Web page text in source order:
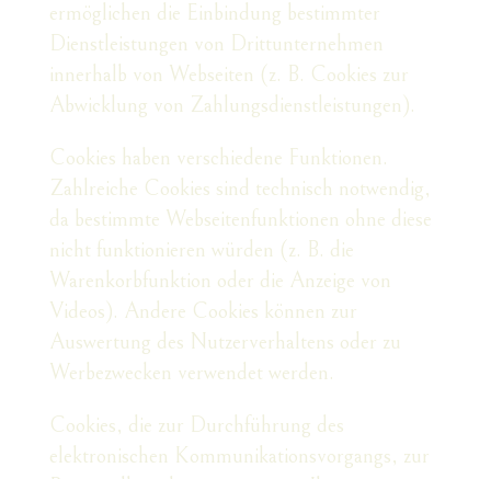
ermöglichen die Einbindung bestimmter
Dienstleistungen von Drittunternehmen
innerhalb von Webseiten (z. B. Cookies zur
Abwicklung von Zahlungsdienstleistungen).
Cookies haben verschiedene Funktionen.
Zahlreiche Cookies sind technisch notwendig,
da bestimmte Webseitenfunktionen ohne diese
nicht funktionieren würden (z. B. die
Warenkorbfunktion oder die Anzeige von
Videos). Andere Cookies können zur
Auswertung des Nutzerverhaltens oder zu
Werbezwecken verwendet werden.
Cookies, die zur Durchführung des
elektronischen Kommunikationsvorgangs, zur